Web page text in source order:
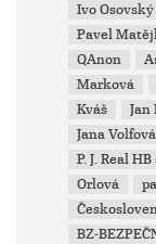
Ivo Osovský
Pavel
QAnon
Marková
Kváš
Jan
Jana Volfová
P. J. Real HB
Orlová
BZ-